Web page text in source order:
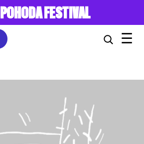
8. – 10.7.2027
☰